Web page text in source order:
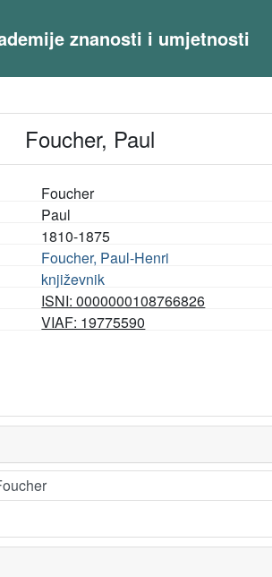
znanosti i umjetnosti
Foucher, Paul
Foucher
Paul
1810-1875
Foucher, Paul-Henri
književnik
ISNI: 0000000108766826
VIAF: 19775590